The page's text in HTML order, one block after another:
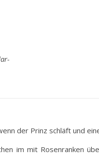
der Prinz schläft und
im mit Rosenranken